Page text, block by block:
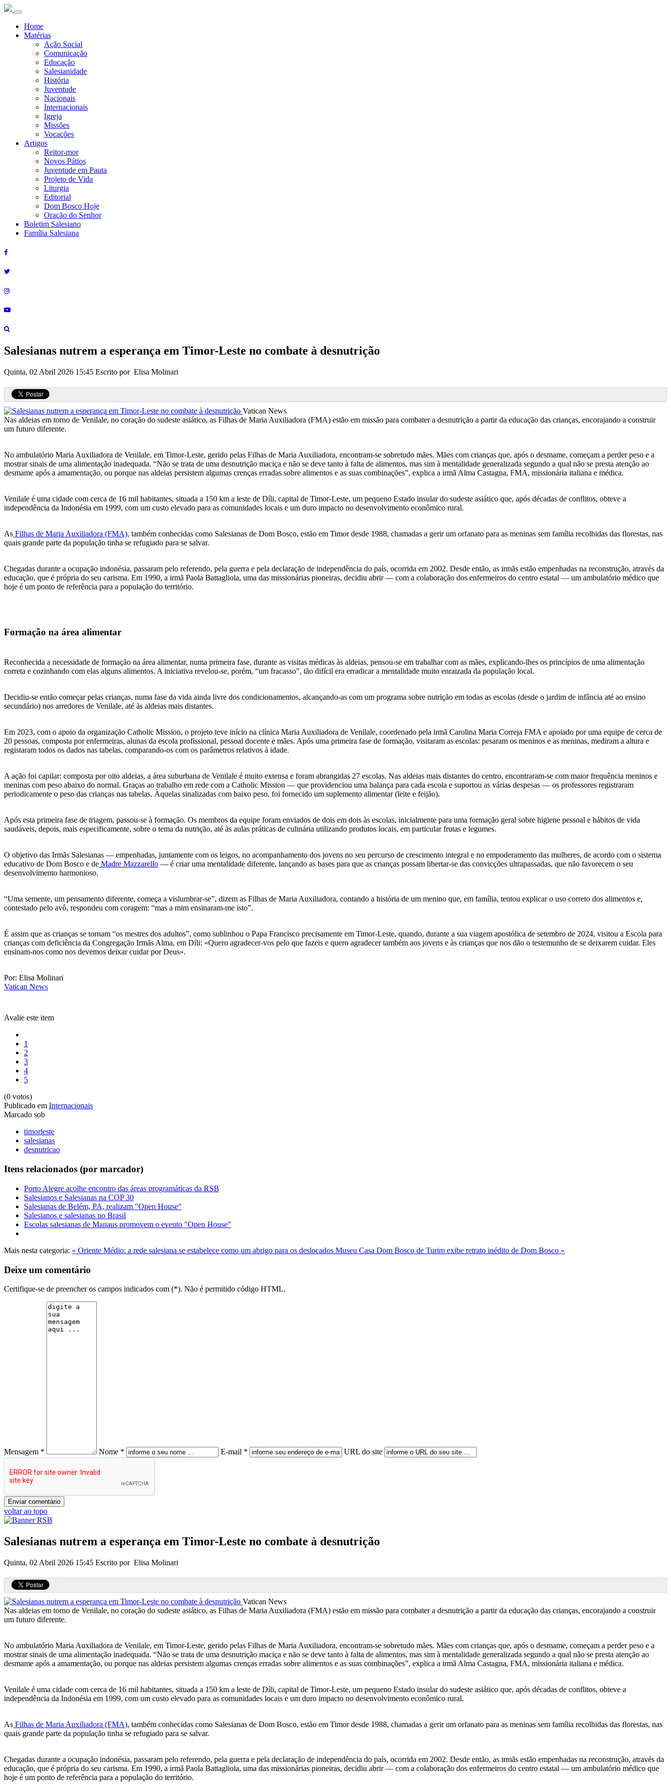
Home
Matérias
Ação Social
Comunicação
Educação
Salesianidade
História
Juventude
Nacionais
Internacionais
Igreja
Missões
Vocações
Artigos
Reitor-mor
Novos Pátios
Juventude em Pauta
Projeto de Vida
Liturgia
Editorial
Dom Bosco Hoje
Oração do Senhor
Boletim Salesiano
Família Salesiana
Salesianas nutrem a esperança em Timor-Leste no combate à desnutrição
Quinta, 02 Abril 2026 15:45 Escrito por Elisa Molinari
Vatican News
Nas aldeias em torno de Venilale, no coração do sudeste asiático, as Filhas de Maria Auxiliadora (FMA) estão em missão para combater a desnutrição a partir da educação das crianças, encorajando a construir
um futuro diferente.
No ambulatório Maria Auxiliadora de Venilale, em Timor-Leste, gerido pelas Filhas de Maria Auxiliadora, encontram-se sobretudo mães. Mães com crianças que, após o desmame, começam a perder peso e a
mostrar sinais de uma alimentação inadequada. “Não se trata de uma desnutrição maciça e não se deve tanto à falta de alimentos, mas sim à mentalidade generalizada segundo a qual não se presta atenção ao
desmame após a amamentação, ou porque nas aldeias persistem algumas crenças erradas sobre alimentos e as suas combinações”, explica a irmã Alma Castagna, FMA, missionária italiana e médica.
Venilale é uma cidade com cerca de 16 mil habitantes, situada a 150 km a leste de Díli, capital de Timor-Leste, um pequeno Estado insular do sudeste asiático que, após décadas de conflitos, obteve a
independência da Indonésia em 1999, com um custo elevado para as comunidades locais e um duro impacto no desenvolvimento econômico rural.
As Filhas de Maria Auxiliadora (FMA), também conhecidas como Salesianas de Dom Bosco, estão em Timor desde 1988, chamadas a gerir um orfanato para as meninas sem família recolhidas das florestas, nas
quais grande parte da população tinha se refugiado para se salvar.
Chegadas durante a ocupação indonésia, passaram pelo referendo, pela guerra e pela declaração de independência do país, ocorrida em 2002. Desde então, as irmãs estão empenhadas na reconstrução, através da
educação, que é própria do seu carisma. Em 1990, a irmã Paola Battagliola, uma das missionárias pioneiras, decidiu abrir — com a colaboração dos enfermeiros do centro estatal — um ambulatório médico que
hoje é um ponto de referência para a população do território.
Formação na área alimentar
Reconhecida a necessidade de formação na área alimentar, numa primeira fase, durante as visitas médicas às aldeias, pensou-se em trabalhar com as mães, explicando-lhes os princípios de uma alimentação
correta e cozinhando com elas alguns alimentos. A iniciativa revelou-se, porém, “um fracasso”, tão difícil era erradicar a mentalidade muito enraizada da população local.
Decidiu-se então começar pelas crianças, numa fase da vida ainda livre dos condicionamentos, alcançando-as com um programa sobre nutrição em todas as escolas (desde o jardim de infância até ao ensino
secundário) nos arredores de Venilale, até às aldeias mais distantes.
Em 2023, com o apoio da organização Catholic Mission, o projeto teve início na clínica Maria Auxiliadora de Venilale, coordenado pela irmã Carolina Maria Correja FMA e apoiado por uma equipe de cerca de
20 pessoas, composta por enfermeiras, alunas da escola profissional, pessoal docente e mães. Após uma primeira fase de formação, visitaram as escolas: pesaram os meninos e as meninas, mediram a altura e
registaram todos os dados nas tabelas, comparando-os com os parâmetros relativos à idade.
A ação foi capilar: composta por oito aldeias, a área suburbana de Venilale é muito extensa e foram abrangidas 27 escolas. Nas aldeias mais distantes do centro, encontraram-se com maior frequência meninos e
meninas com peso abaixo do normal. Graças ao trabalho em rede com a Catholic Mission — que providenciou uma balança para cada escola e suportou as várias despesas — os professores registraram
periodicamente o peso das crianças nas tabelas. Àquelas sinalizadas com baixo peso, foi fornecido um suplemento alimentar (leite e feijão).
Após esta primeira fase de triagem, passou-se à formação. Os membros da equipe foram enviados de dois em dois às escolas, inicialmente para uma formação geral sobre higiene pessoal e hábitos de vida
saudáveis, depois, mais especificamente, sobre o tema da nutrição, até às aulas práticas de culinária utilizando produtos locais, em particular frutas e legumes.
O objetivo das Irmãs Salesianas — empenhadas, juntamente com os leigos, no acompanhamento dos jovens no seu percurso de crescimento integral e no empoderamento das mulheres, de acordo com o sistema
educativo de Dom Bosco e de Madre Mazzarello — é criar uma mentalidade diferente, lançando as bases para que as crianças possam libertar-se das convicções ultrapassadas, que não favorecem o seu
desenvolvimento harmonioso.
“Uma semente, um pensamento diferente, começa a vislumbrar-se”, dizem as Filhas de Maria Auxiliadora, contando a história de um menino que, em família, tentou explicar o uso correto dos alimentos e,
contestado pelo avô, respondeu com coragem: “mas a mim ensinaram-me isto”.
É assim que as crianças se tornam “os mestres dos adultos”, como sublinhou o Papa Francisco precisamente em Timor-Leste, quando, durante a sua viagem apostólica de setembro de 2024, visitou a Escola para
crianças com deficiência da Congregação Irmãs Alma, em Díli: «Quero agradecer-vos pelo que fazeis e quero agradecer também aos jovens e às crianças que nos dão o testemunho de se deixarem cuidar. Eles
ensinam-nos como nos devemos deixar cuidar por Deus».
Por: Elisa Molinari
Vatican News
Avalie este item
1
2
3
4
5
(0 votos)
Publicado em Internacionais
Marcado sob
timorleste
salesianas
desnutricao
Itens relacionados (por marcador)
Porto Alegre acolhe encontro das áreas programáticas da RSB
Salesianos e Salesianas na COP 30
Salesianas de Belém, PA, realizam "Open House"
Salesianos e salesianas no Brasil
Escolas salesianas de Manaus promovem o evento "Open House"
Mais nesta categoria: « Oriente Médio: a rede salesiana se estabelece como um abrigo para os deslocados Museu Casa Dom Bosco de Turim exibe retrato inédito de Dom Bosco »
Deixe um comentário
Certifique-se de preencher os campos indicados com (*). Não é permitido código HTML.
Mensagem * Nome * E-mail * URL do site
voltar ao topo
Salesianas nutrem a esperança em Timor-Leste no combate à desnutrição
Quinta, 02 Abril 2026 15:45 Escrito por Elisa Molinari
Vatican News
Nas aldeias em torno de Venilale, no coração do sudeste asiático, as Filhas de Maria Auxiliadora (FMA) estão em missão para combater a desnutrição a partir da educação das crianças, encorajando a construir
um futuro diferente.
No ambulatório Maria Auxiliadora de Venilale, em Timor-Leste, gerido pelas Filhas de Maria Auxiliadora, encontram-se sobretudo mães. Mães com crianças que, após o desmame, começam a perder peso e a
mostrar sinais de uma alimentação inadequada. “Não se trata de uma desnutrição maciça e não se deve tanto à falta de alimentos, mas sim à mentalidade generalizada segundo a qual não se presta atenção ao
desmame após a amamentação, ou porque nas aldeias persistem algumas crenças erradas sobre alimentos e as suas combinações”, explica a irmã Alma Castagna, FMA, missionária italiana e médica.
Venilale é uma cidade com cerca de 16 mil habitantes, situada a 150 km a leste de Díli, capital de Timor-Leste, um pequeno Estado insular do sudeste asiático que, após décadas de conflitos, obteve a
independência da Indonésia em 1999, com um custo elevado para as comunidades locais e um duro impacto no desenvolvimento econômico rural.
As Filhas de Maria Auxiliadora (FMA), também conhecidas como Salesianas de Dom Bosco, estão em Timor desde 1988, chamadas a gerir um orfanato para as meninas sem família recolhidas das florestas, nas
quais grande parte da população tinha se refugiado para se salvar.
Chegadas durante a ocupação indonésia, passaram pelo referendo, pela guerra e pela declaração de independência do país, ocorrida em 2002. Desde então, as irmãs estão empenhadas na reconstrução, através da
educação, que é própria do seu carisma. Em 1990, a irmã Paola Battagliola, uma das missionárias pioneiras, decidiu abrir — com a colaboração dos enfermeiros do centro estatal — um ambulatório médico que
hoje é um ponto de referência para a população do território.